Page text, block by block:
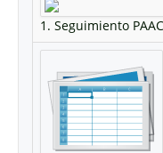
1. Seguimiento